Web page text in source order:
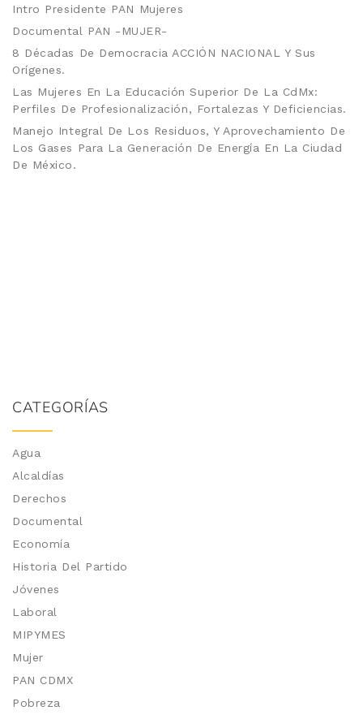
Intro Presidente PAN Mujeres
Documental PAN -MUJER-
8 Décadas De Democracia ACCIÓN NACIONAL Y Sus
Orígenes.
Las Mujeres En La Educación Superior De La CdMx:
Perfiles De Profesionalización, Fortalezas Y Deficiencias.
Manejo Integral De Los Residuos, Y Aprovechamiento De
Los Gases Para La Generación De Energía En La Ciudad
De México.
CATEGORÍAS
Agua
Alcaldías
Derechos
Documental
Economía
Historia Del Partido
Jóvenes
Laboral
MIPYMES
Mujer
PAN CDMX
Pobreza